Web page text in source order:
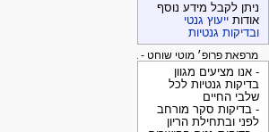
ניתן לקבל מידע נוסף
אודות ייעוץ גנטי
ובדיקות גנטיות
מרפאת פרופ׳ מוטי שוחט - בדיקות גנטיות
- אנו מציעים מגוון
בדיקות גנטיות לכל
שלבי החיים
- בדיקות סקר מורחב
לפני ובתחילת הריון